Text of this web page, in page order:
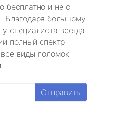
бесплатно и не с
Благодаря большому
специалиста всегда
полный спектр
виды поломок
Отправить